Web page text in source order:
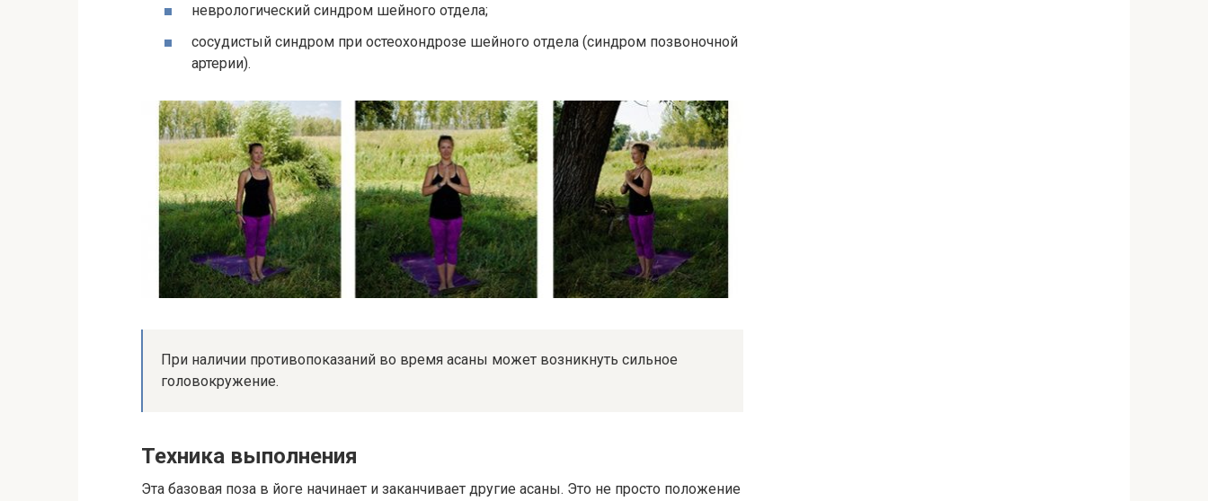
неврологический синдром шейного отдела;
сосудистый синдром при остеохондрозе шейного отдела (синдром позвоночной
артерии).
При наличии противопоказаний во время асаны может возникнуть сильное
головокружение.
Техника выполнения
Эта базовая поза в йоге начинает и заканчивает другие асаны. Это не просто положение